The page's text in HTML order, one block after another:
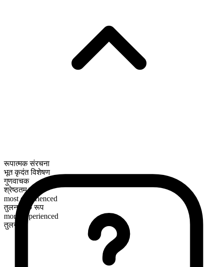
रूपात्मक संरचना
भूत कृदंत विशेषण
गुणवाचक
श्रेष्ठतम रूप
most experienced
तुलनात्मक रूप
more experienced
तुलनीय